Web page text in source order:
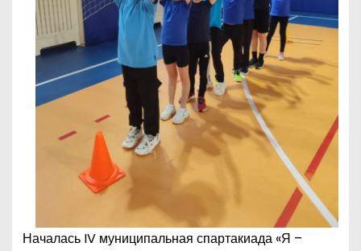
Началась IV муниципальная спартакиада «Я –